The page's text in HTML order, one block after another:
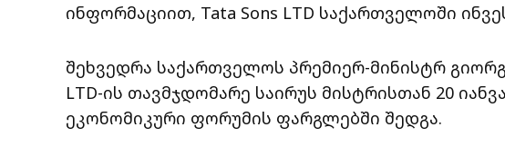
ინფორმაციით, Tata Sons LTD საქართველოში
შეხვედრა საქართველოს პრემიერ-მინისტრ
LTD-ის თავმჯდომარე საირუს მისტრისთან 20
ეკონომიკური ფორუმის ფარგლებში შედგა.